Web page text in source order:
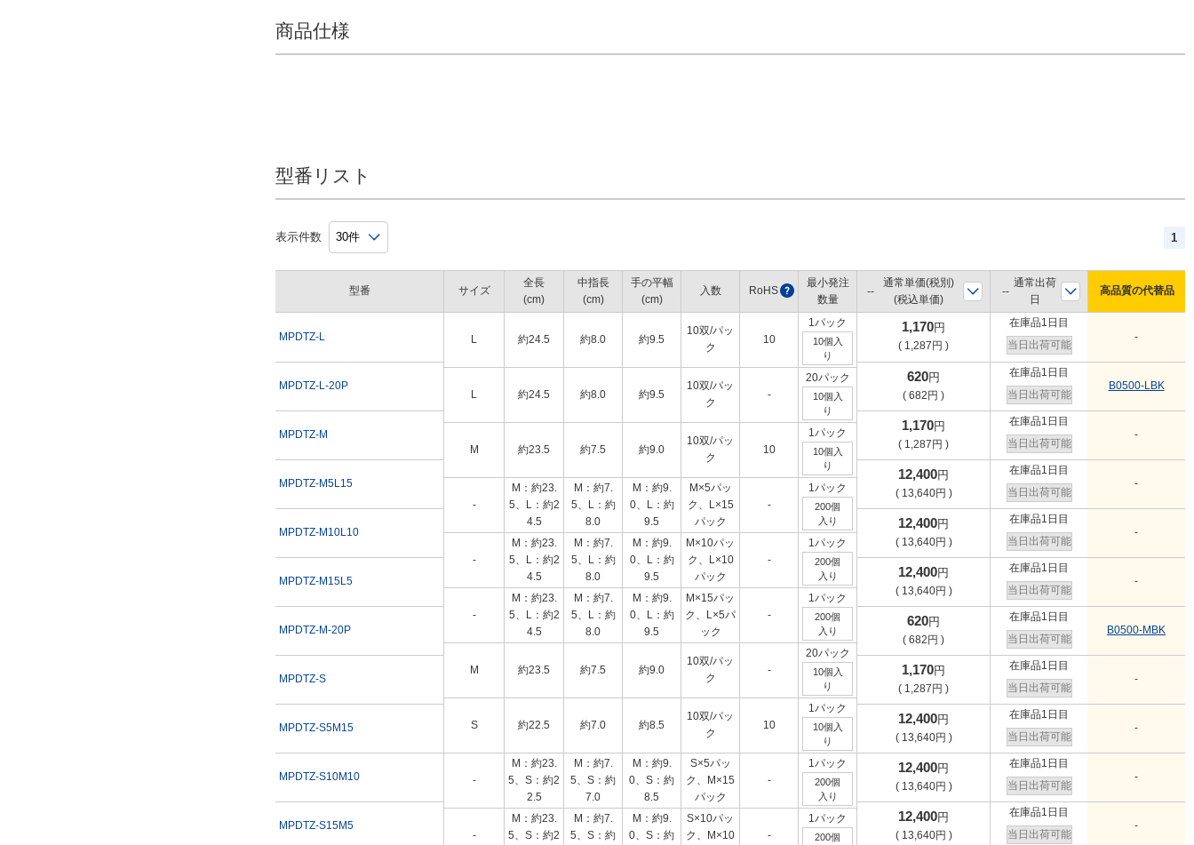
商品仕様
型番リスト
表示件数 1
型番
MPDTZ-L
MPDTZ-L-20P
MPDTZ-M
MPDTZ-M5L15
MPDTZ-M10L10
MPDTZ-M15L5
MPDTZ-M-20P
MPDTZ-S
MPDTZ-S5M15
MPDTZ-S10M10
MPDTZ-S15M5
サイズ
全長
(cm)
中指長
(cm)
手の平幅
(cm)
入数 RoHS ?
最小発注
数量
L 約24.5 約8.0 約9.5
10双/パッ
ク
10
1パック
10個入
り
L 約24.5 約8.0 約9.5
10双/パッ
ク
-
20パック
10個入
り
M 約23.5 約7.5 約9.0
10双/パッ
ク
10
1パック
10個入
り
-
M：約23.
5、L：約2
4.5
M：約7.
5、L：約
8.0
M：約9.
0、L：約
9.5
M×5パッ
ク、L×15
パック
-
1パック
200個
入り
-
M：約23.
5、L：約2
4.5
M：約7.
5、L：約
8.0
M：約9.
0、L：約
9.5
M×10パッ
ク、L×10
パック
-
1パック
200個
入り
-
M：約23.
5、L：約2
4.5
M：約7.
5、L：約
8.0
M：約9.
0、L：約
9.5
M×15パッ
ク、L×5パ
ック
-
1パック
200個
入り
M 約23.5 約7.5 約9.0
10双/パッ
ク
-
20パック
10個入
り
S 約22.5 約7.0 約8.5
10双/パッ
ク
10
1パック
10個入
り
-
M：約23.
5、S：約2
2.5
M：約7.
5、S：約
7.0
M：約9.
0、S：約
8.5
S×5パッ
ク、M×15
パック
-
1パック
200個
入り
-
M：約23.
5、S：約2
M：約7.
5、S：約
M：約9.
0、S：約
S×10パッ
ク、M×10
-
1パック
200個
通常単価(税別)
(税込単価)
通常出荷
日
高品質の代替品
1,170円
( 1,287 円 )
在庫品1日目
当日出荷可能
-
620円
( 682 円 )
在庫品1日目
当日出荷可能
B0500-LBK
1,170円
( 1,287 円 )
在庫品1日目
当日出荷可能
-
12,400円
( 13,640円 )
在庫品1日目
当日出荷可能
-
12,400円
( 13,640円 )
在庫品1日目
当日出荷可能
-
12,400円
( 13,640円 )
在庫品1日目
当日出荷可能
-
620円
( 682 円 )
在庫品1日目
当日出荷可能
B0500-MBK
1,170円
( 1,287 円 )
在庫品1日目
当日出荷可能
-
12,400円
( 13,640円 )
在庫品1日目
当日出荷可能
-
12,400円
( 13,640円 )
在庫品1日目
当日出荷可能
-
12,400円
( 13,640円 )
在庫品1日目
当日出荷可能
-